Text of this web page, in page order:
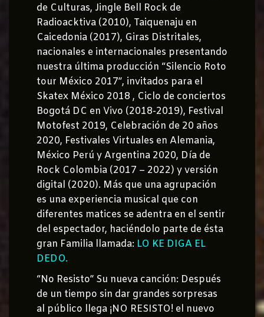
de Culturas, Jingle Bell Rock de
Radioacktiva (2010), Taiquenaju en
Caicedonia (2017), Giras Distritales,
nacionales e internacionales presentando
nuestra última producción “Silencio Roto
tour México 2017”, invitados para el
Skatex México 2018 , Ciclo de conciertos
Bogotá DC en Vivo (2018-2019), Festival
Motofest 2019, Celebración de 20 años
2020, Festivales Virtuales en Alemania,
México Perú y Argentina 2020, Día de
Rock Colombia (2017 – 2022) y versión
digital (2020). Más que una agrupación
es una experiencia musical que con
diferentes matices se adentra en el sentir
del espectador, haciéndolo parte de ésta
gran Familia llamada: LO KE DIGA EL
DEDO.
“No Resisto” Su nueva canción: Después
de un tiempo sin dar grandes sorpresas
al público llega ¡NO RESISTO! el nuevo